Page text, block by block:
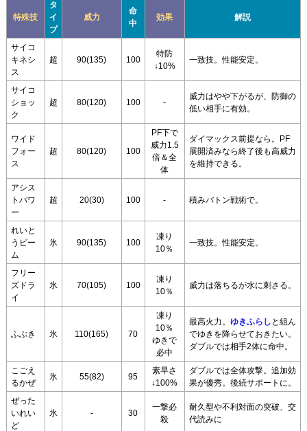
特殊技
タ
イ
プ
威力
命
中
効果 解説
サイコ
キネシ
ス
超 90(135) 100
特防
↓10%
一致技。性能安定。
サイコ
ショッ
ク
超 80(120) 100 -
威力はやや下がるが、防御の
低い相手に有効。
ワイド
フォー
ス
超 80(120) 100
PF下で
威力1.5
倍＆全
体
ダイマックス前提なら。PF
展開済みなら終了後も高威力
を維持できる。
アシス
トパワ
ー
超 20(30) 100 - 積みバトン戦術で。
れいと
うビー
ム
氷 90(135) 100
凍り
10％
一致技。性能安定。
フリー
ズドラ
イ
氷 70(105) 100
凍り
10％
威力は落ちるが水に刺さる。
ふぶき 氷 110(165) 70
凍り
10％
ゆきで
必中
最高火力。 ゆきふらし と組ん
でゆきを降らせておきたい。
ダブルでは相手2体に命中。
こごえ
るかぜ
氷 55(82) 95
素早さ
↓100%
ダブルでは全体攻撃。追加効
果が優秀。後続サポートに。
ぜった
いれい
ど
氷 - 30
一撃必
殺
耐久型や不利対面の突破、交
代読みに